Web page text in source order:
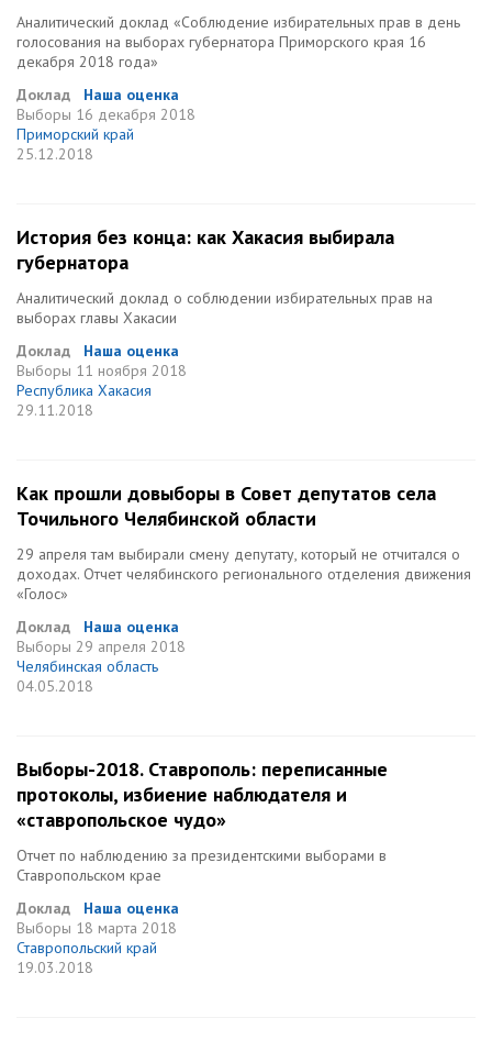
Аналитический доклад «Соблюдение избирательных прав в день
голосования на выборах губернатора Приморского края 16
декабря 2018 года»
Доклад
Наша оценка
Выборы 16 декабря 2018
Приморский край
25.12.2018
История без конца: как Хакасия выбирала
губернатора
Аналитический доклад о соблюдении избирательных прав на
выборах главы Хакасии
Доклад
Наша оценка
Выборы 11 ноября 2018
Республика Хакасия
29.11.2018
Как прошли довыборы в Совет депутатов села
Точильного Челябинской области
29 апреля там выбирали смену депутату, который не отчитался о
доходах. Отчет челябинского регионального отделения движения
«Голос»
Доклад
Наша оценка
Выборы 29 апреля 2018
Челябинская область
04.05.2018
Выборы-2018. Ставрополь: переписанные
протоколы, избиение наблюдателя и
«ставропольское чудо»
Отчет по наблюдению за президентскими выборами в
Ставропольском крае
Доклад
Наша оценка
Выборы 18 марта 2018
Ставропольский край
19.03.2018